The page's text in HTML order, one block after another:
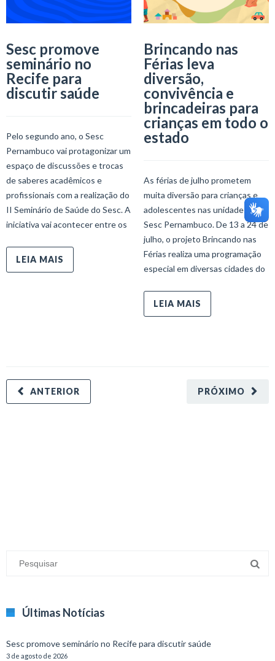
Sesc promove
seminário no
Recife para
discutir saúde
Pelo segundo ano, o Sesc
Pernambuco vai protagonizar um
espaço de discussões e trocas
de saberes acadêmicos e
profissionais com a realização do
II Seminário de Saúde do Sesc. A
iniciativa vai acontecer entre os
LEIA MAIS
Brincando nas
Férias leva
diversão,
convivência e
brincadeiras para
crianças em todo o
estado
As férias de julho prometem
muita diversão para crianças e
adolescentes nas unidades do
Sesc Pernambuco. De 13 a 24 de
julho, o projeto Brincando nas
Férias realiza uma programação
especial em diversas cidades do
LEIA MAIS
PRÓXIMO
ANTERIOR
Últimas Notícias
Sesc promove seminário no Recife para discutir saúde
3 de agosto de 2026